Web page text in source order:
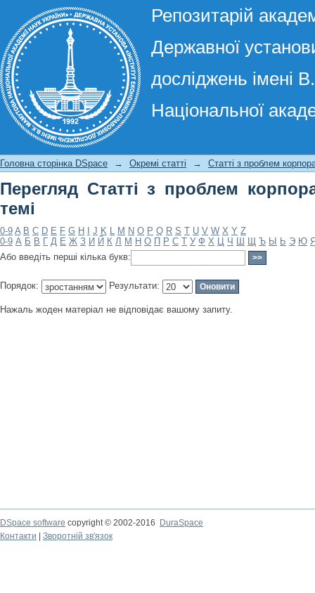
Репозитарій
Державної
досліджень імені
Національної
Перегляд Статті з проблем
Головна сторінка DSpace → Окремі статті → Статті з проблем
Перегляд Статті з проблем
темі
0-9 A B C D E F G H J K L M N O P Q R S T U V W X Y Z
0-9 А Б В Г Д Е Ж З И Й К Л М Н О П Р С Т У Ф Х Ц Ч Ш Щ Ъ Ы Ь Э Ю
Або введіть перші кілька букв:
Порядок: Результати:
Нажаль жоден матеріал не відповідає вашому запиту.
DSpace software copyright © 2002-2016
DuraSpace
Контакти
Зворотній зв'язок